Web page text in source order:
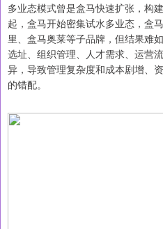
多业态模式曾是盒马快速扩张，构
起，盒马开始密集试水多业态，盒
里、盒马奥莱等子品牌，但结果难
选址、组织管理、人才需求、运营
异，导致管理复杂度和成本剧增、
的错配。